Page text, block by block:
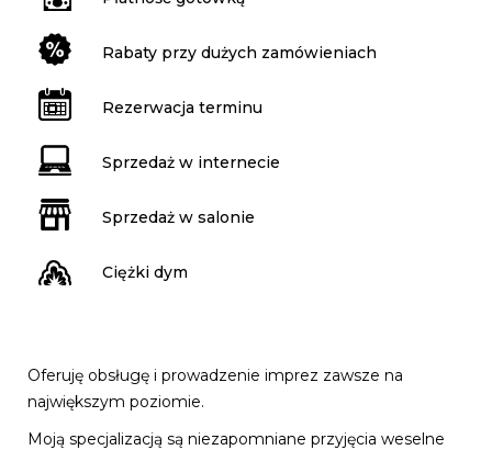
Rabaty przy dużych zamówieniach
Rezerwacja terminu
Sprzedaż w internecie
Sprzedaż w salonie
Ciężki dym
Oferuję obsługę i prowadzenie imprez zawsze na
największym poziomie.
Moją specjalizacją są niezapomniane przyjęcia weselne